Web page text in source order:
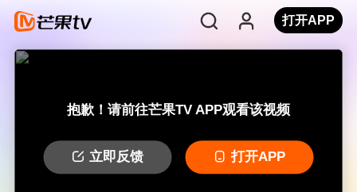
打开APP
抱歉！请前往芒果TV APP观看该视频
立即反馈 打开APP